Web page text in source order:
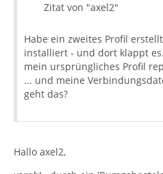
Zitat von "axel2"
Habe ein zweites Profil
installiert - und dort klappt es.
mein ursprüngliches Profil
... und meine
geht das?
Hallo axel2,